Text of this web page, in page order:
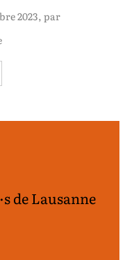
2023, par
de Lausanne